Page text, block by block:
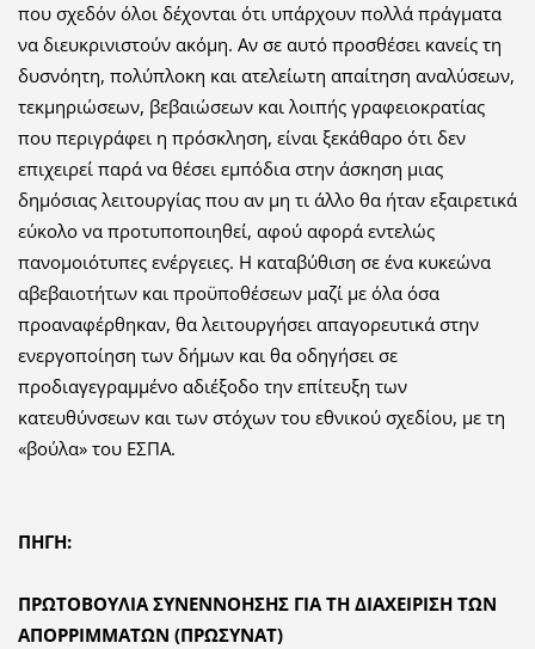
που σχεδόν όλοι δέχονται ότι υπάρχουν πολλά πράγματα
να διευκρινιστούν ακόμη. Αν σε αυτό προσθέσει κανείς τη
δυσνόητη, πολύπλοκη και ατελείωτη απαίτηση αναλύσεων,
τεκμηριώσεων, βεβαιώσεων και λοιπής γραφειοκρατίας
που περιγράφει η πρόσκληση, είναι ξεκάθαρο ότι δεν
επιχειρεί παρά να θέσει εμπόδια στην άσκηση μιας
δημόσιας λειτουργίας που αν μη τι άλλο θα ήταν εξαιρετικά
εύκολο να προτυποποιηθεί, αφού αφορά εντελώς
πανομοιότυπες ενέργειες. Η καταβύθιση σε ένα κυκεώνα
αβεβαιοτήτων και προϋποθέσεων μαζί με όλα όσα
προαναφέρθηκαν, θα λειτουργήσει απαγορευτικά στην
ενεργοποίηση των δήμων και θα οδηγήσει σε
προδιαγεγραμμένο αδιέξοδο την επίτευξη των
κατευθύνσεων και των στόχων του εθνικού σχεδίου, με τη
«βούλα» του ΕΣΠΑ.
ΠΗΓΗ:
ΠΡΩΤΟΒΟΥΛΙΑ ΣΥΝΕΝΝΟΗΣΗΣ ΓΙΑ ΤΗ ΔΙΑΧΕΙΡΙΣΗ ΤΩΝ
ΑΠΟΡΡΙΜΜΑΤΩΝ (ΠΡΩΣΥΝΑΤ)